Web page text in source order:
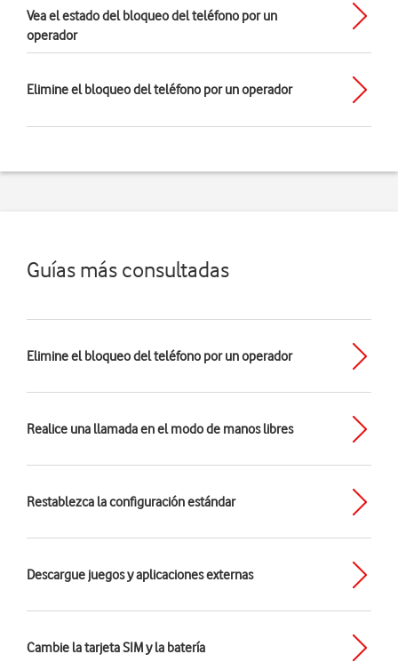
Vea el estado del bloqueo del teléfono por un
operador
Elimine el bloqueo del teléfono por un operador
Guías más consultadas
Elimine el bloqueo del teléfono por un operador
Realice una llamada en el modo de manos libres
Restablezca la configuración estándar
Descargue juegos y aplicaciones externas
Cambie la tarjeta SIM y la batería